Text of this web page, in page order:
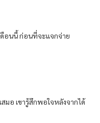
ดือนนี้ ก่อนที่จะแจกจ่าย
มอ เขารู้สึกพอใจหลังจากได้